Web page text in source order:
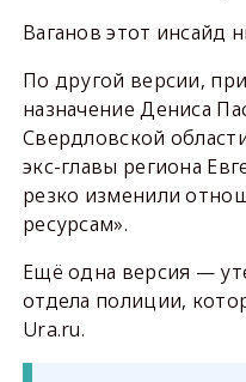
Ваганов этот инсайд
По другой версии,
назначение Дениса
Свердловской
экс-главы региона
резко изменили
ресурсам».
Ещё одна версия —
отдела полиции,
Ura.ru.